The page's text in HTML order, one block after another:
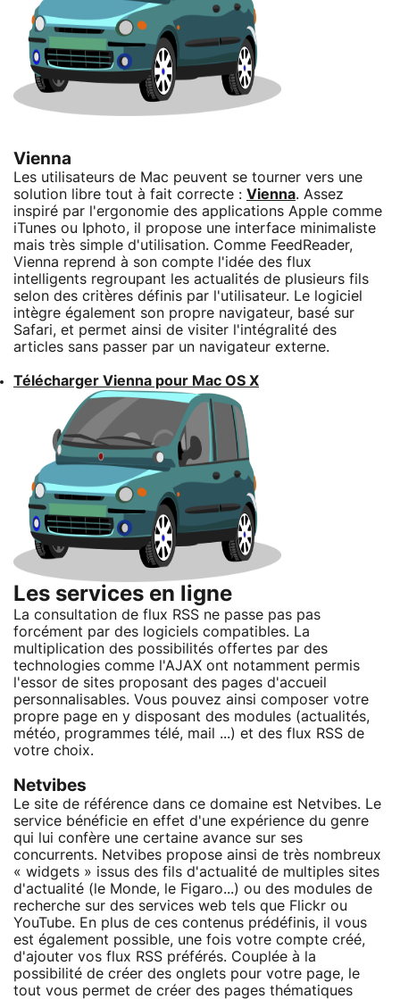
Vienna
Les utilisateurs de Mac peuvent se tourner vers une
solution libre tout à fait correcte : Vienna. Assez
inspiré par l'ergonomie des applications Apple comme
iTunes ou Iphoto, il propose une interface minimaliste
mais très simple d'utilisation. Comme FeedReader,
Vienna reprend à son compte l'idée des flux
intelligents regroupant les actualités de plusieurs fils
selon des critères définis par l'utilisateur. Le logiciel
intègre également son propre navigateur, basé sur
Safari, et permet ainsi de visiter l'intégralité des
articles sans passer par un navigateur externe.
Télécharger Vienna pour Mac OS X
Les services en ligne
La consultation de flux RSS ne passe pas pas
forcément par des logiciels compatibles. La
multiplication des possibilités offertes par des
technologies comme l'AJAX ont notamment permis
l'essor de sites proposant des pages d'accueil
personnalisables. Vous pouvez ainsi composer votre
propre page en y disposant des modules (actualités,
météo, programmes télé, mail ...) et des flux RSS de
votre choix.
Netvibes
Le site de référence dans ce domaine est Netvibes. Le
service bénéficie en effet d'une expérience du genre
qui lui confère une certaine avance sur ses
concurrents. Netvibes propose ainsi de très nombreux
« widgets » issus des fils d'actualité de multiples sites
d'actualité (le Monde, le Figaro...) ou des modules de
recherche sur des services web tels que Flickr ou
YouTube. En plus de ces contenus prédéfinis, il vous
est également possible, une fois votre compte créé,
d'ajouter vos flux RSS préférés. Couplée à la
possibilité de créer des onglets pour votre page, le
tout vous permet de créer des pages thématiques